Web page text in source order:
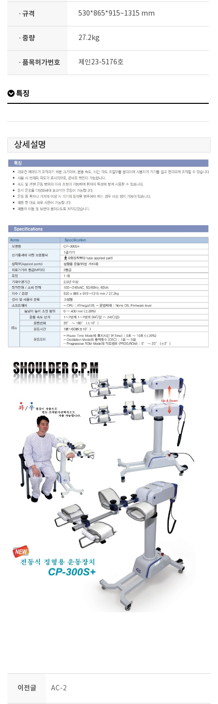
· 규격 530*865*915~1315 mm
· 중량 27.2kg
· 품목허가번호 제인23-5176호
특징
상세설명
이전글 AC-2